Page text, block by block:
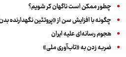
چطور ممکن است ناگهان کر شویم؟
چگونه با افزایش سن از «پروتئین نگهدارنده
هجوم رسانه‌ای علیه ایران
ضربه زدن به «تاب‌آوری ملی»